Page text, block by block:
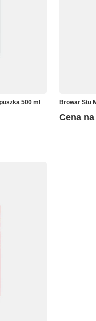
500 ml Browar Stu
Cena